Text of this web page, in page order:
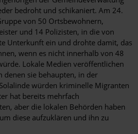
bedroht und schikaniert. Am 24.
von 50 Ortsbewohnern,
und 14 Polizisten, in die von
Unterkunft ein und drohte damit, das
wenn es nicht innerhalb von 48
Lokale Medien veröffentlichen
denen sie behaupten, in der
würden kriminelle Migranten
hat bereits mehrfach
aber die lokalen Behörden haben
diese aufzuklären und ihn zu